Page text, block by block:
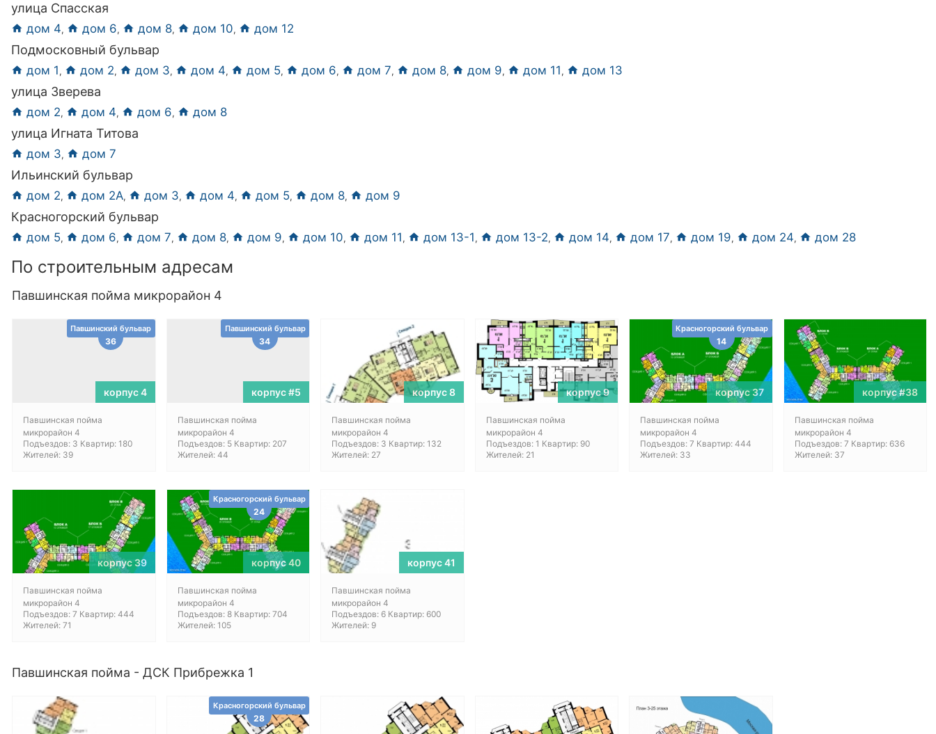
улица Спасская
дом 4, дом 6, дом 8, дом 10, дом 12
Подмосковный бульвар
дом 1, дом 2, дом 3, дом 4, дом 5, дом 6, дом 7, дом 8, дом 9, дом 11, дом 13
улица Зверева
дом 2, дом 4, дом 6, дом 8
улица Игната Титова
дом 3, дом 7
Ильинский бульвар
дом 2, дом 2А, дом 3, дом 4, дом 5, дом 8, дом 9
Красногорский бульвар
дом 5, дом 6, дом 7, дом 8, дом 9, дом 10, дом 11, дом 13-1, дом 13-2, дом 14, дом 17, дом 19, дом 24, дом 28
По строительным адресам
Павшинская пойма микрорайон 4
Павшинский бульвар
36
корпус 4
Павшинская пойма
микрорайон 4
Подъездов: 3 Квартир: 180
Жителей: 39
Павшинский бульвар
34
корпус #5
Павшинская пойма
микрорайон 4
Подъездов: 5 Квартир: 207
Жителей: 44
корпус 8
Павшинская пойма
микрорайон 4
Подъездов: 3 Квартир: 132
Жителей: 27
корпус 9
Павшинская пойма
микрорайон 4
Подъездов: 1 Квартир: 90
Жителей: 21
Красногорский бульвар
14
корпус 37
Павшинская пойма
микрорайон 4
Подъездов: 7 Квартир: 444
Жителей: 33
корпус #38
Павшинская пойма
микрорайон 4
Подъездов: 7 Квартир: 636
Жителей: 37
корпус 39
Павшинская пойма
микрорайон 4
Подъездов: 7 Квартир: 444
Жителей: 71
Красногорский бульвар
24
корпус 40
Павшинская пойма
микрорайон 4
Подъездов: 8 Квартир: 704
Жителей: 105
корпус 41
Павшинская пойма
микрорайон 4
Подъездов: 6 Квартир: 600
Жителей: 9
Павшинская пойма - ДСК Прибрежка 1
Красногорский бульвар
28